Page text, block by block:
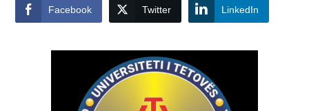
Facebook Twitter LinkedIn